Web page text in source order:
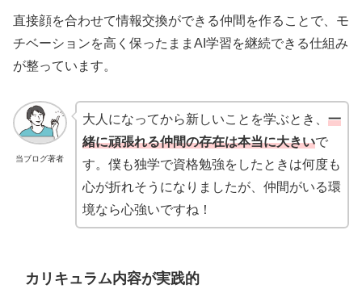
直接顔を合わせて情報交換ができる仲間を作ることで、モ
チベーションを高く保ったままAI学習を継続できる仕組み
が整っています。
当ブログ著者
大人になってから新しいことを学ぶとき、 一
緒に頑張れる仲間の存在は本当に大きいで
す。僕も独学で資格勉強をしたときは何度も
心が折れそうになりましたが、仲間がいる環
境なら心強いですね！
カリキュラム内容が実践的